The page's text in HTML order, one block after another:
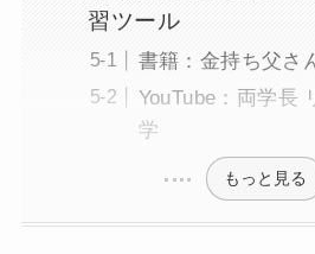
習ツール
書籍：金持ち父さ
YouTube：両学長
学
もっと見る